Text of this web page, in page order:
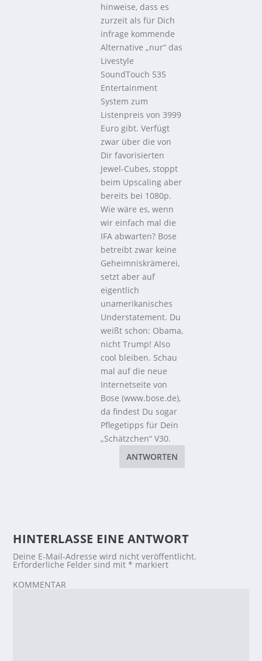
hinweise, dass es
zurzeit als für Dich
infrage kommende
Alternative „nur“ das
Livestyle
SoundTouch 535
Entertainment
System zum
Listenpreis von 3999
Euro gibt. Verfügt
zwar über die von
Dir favorisierten
Jewel-Cubes, stoppt
beim Upscaling aber
bereits bei 1080p.
Wie wäre es, wenn
wir einfach mal die
IFA abwarten? Bose
betreibt zwar keine
Geheimniskrämerei,
setzt aber auf
eigentlich
unamerikanisches
Understatement. Du
weißt schon: Obama,
nicht Trump! Also
cool bleiben. Schau
mal auf die neue
Internetseite von
Bose (www.bose.de),
da findest Du sogar
Pflegetipps für Dein
„Schätzchen“ V30.
ANTWORTEN
HINTERLASSE EINE ANTWORT
Deine E-Mail-Adresse wird nicht veröffentlicht.
Erforderliche Felder sind mit* markiert
KOMMENTAR